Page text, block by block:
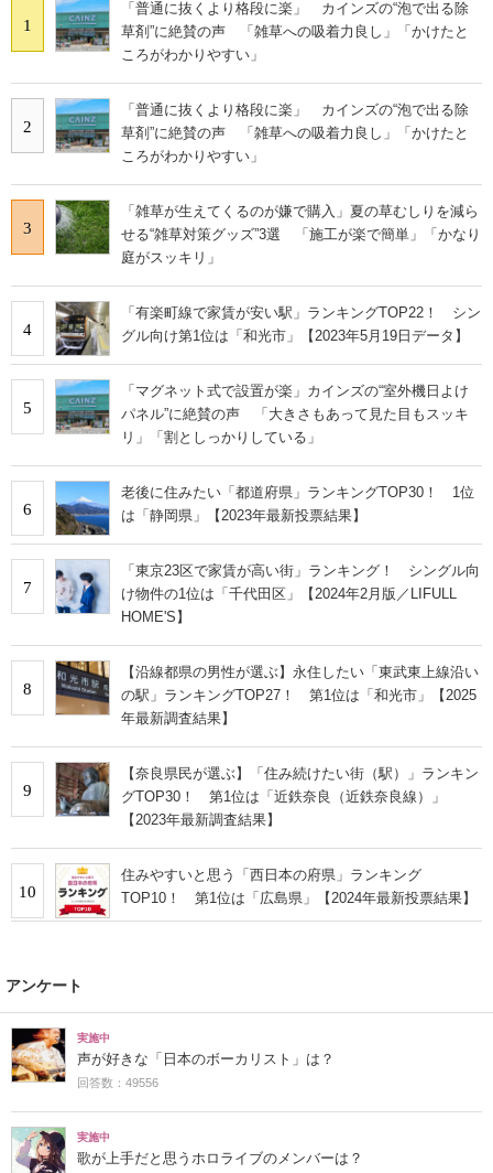
1
「普通に抜くより格段に楽」 カインズの“泡で出る除
草剤”に絶賛の声 「雑草への吸着力良し」「かけたと
ころがわかりやすい」
2
「普通に抜くより格段に楽」 カインズの“泡で出る除
草剤”に絶賛の声 「雑草への吸着力良し」「かけたと
ころがわかりやすい」
3
「雑草が生えてくるのが嫌で購入」夏の草むしりを減ら
せる“雑草対策グッズ”3選 「施工が楽で簡単」「かなり
庭がスッキリ」
4
「有楽町線で家賃が安い駅」ランキングTOP22！ シン
グル向け第1位は「和光市」【2023年5月19日データ】
5
「マグネット式で設置が楽」カインズの“室外機日よけ
パネル”に絶賛の声 「大きさもあって見た目もスッキ
リ」「割としっかりしている」
6
老後に住みたい「都道府県」ランキングTOP30！ 1位
は「静岡県」【2023年最新投票結果】
7
「東京23区で家賃が高い街」ランキング！ シングル向
け物件の1位は「千代田区」【2024年2月版／LIFULL
HOME'S】
8
【沿線都県の男性が選ぶ】永住したい「東武東上線沿い
の駅」ランキングTOP27！ 第1位は「和光市」【2025
年最新調査結果】
9
【奈良県民が選ぶ】「住み続けたい街（駅）」ランキン
グTOP30！ 第1位は「近鉄奈良（近鉄奈良線）」
【2023年最新調査結果】
10
住みやすいと思う「西日本の府県」ランキング
TOP10！ 第1位は「広島県」【2024年最新投票結果】
アンケート
実施中
声が好きな「日本のボーカリスト」は？
回答数：49556
実施中
歌が上手だと思うホロライブのメンバーは？